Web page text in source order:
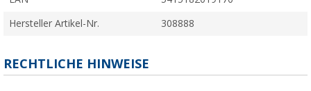
Hersteller Artikel-Nr. 308888
RECHTLICHE HINWEISE